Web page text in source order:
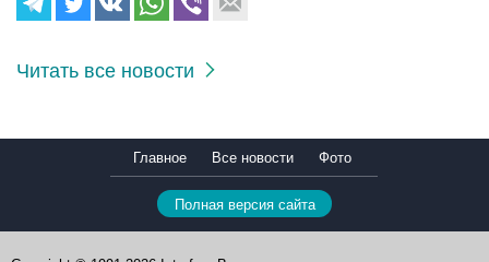
Читать все новости
Главное Все новости Фото
Полная версия сайта